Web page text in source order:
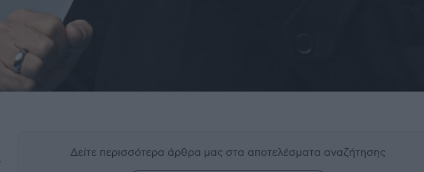
Δείτε περισσότερα άρθρα μας στα αποτελέσματα αναζήτησης